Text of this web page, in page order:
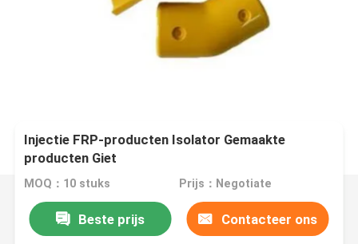
Injectie FRP-producten Isolator Gemaakte
producten Giet
MOQ：10 stuks Prijs：Negotiate
Beste prijs Contacteer ons